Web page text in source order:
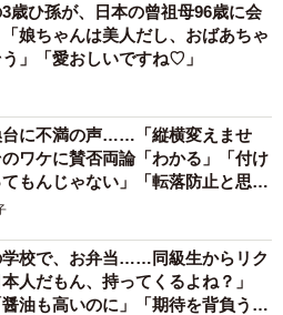
歳ひ孫が、日本の曾祖母96歳に会
ちゃんは美人だし、おばあちゃ
」「愛おしいですね♡」
台に不満の声……「縦横変えませ
ワケに賛否両論「わかる」「付け
もんじゃない」「転落防止と思っ
学校で、お弁当……同級生からリク
本人だもん、持ってくるよね？」
油も高いのに」「期待を背負う場